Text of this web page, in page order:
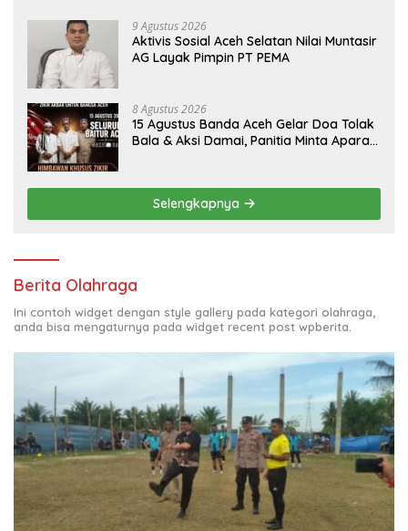
9 Agustus 2026
Aktivis Sosial Aceh Selatan Nilai Muntasir
AG Layak Pimpin PT PEMA
8 Agustus 2026
15 Agustus Banda Aceh Gelar Doa Tolak
Bala & Aksi Damai, Panitia Minta Aparat
Selengkapnya
Berita Olahraga
Ini contoh widget dengan style gallery pada kategori olahraga,
anda bisa mengaturnya pada widget recent post wpberita.